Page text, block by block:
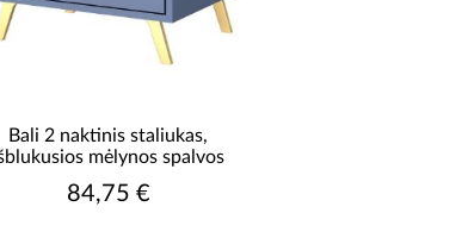
Bali 2 naktinis staliukas,
mėlynos spalvos
84,75 €